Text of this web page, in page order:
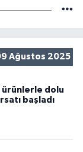
Ağustos 2025
ürünlerle dolu
başladı